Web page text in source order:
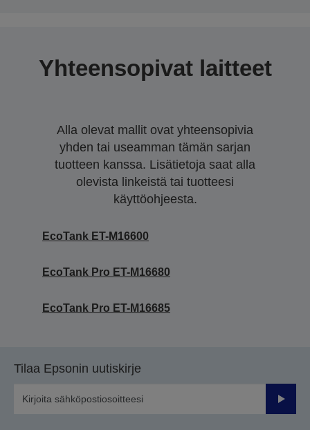
Yhteensopivat laitteet
Alla olevat mallit ovat yhteensopivia
yhden tai useamman tämän sarjan
tuotteen kanssa. Lisätietoja saat alla
olevista linkeistä tai tuotteesi
käyttöohjeesta.
EcoTank ET-M16600
EcoTank Pro ET-M16680
EcoTank Pro ET-M16685
Tilaa Epsonin uutiskirje
Lähetä